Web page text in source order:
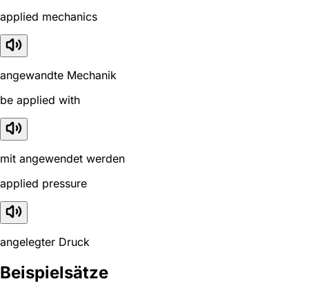
applied mechanics
angewandte Mechanik
be applied with
mit angewendet werden
applied pressure
angelegter Druck
Beispielsätze